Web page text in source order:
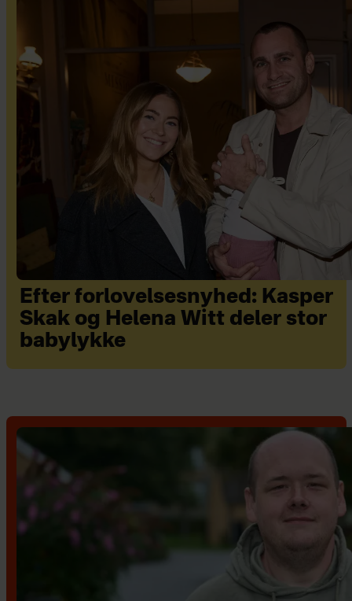
Efter forlovelsesnyhed: Kasper
Skak og Helena Witt deler stor
babylykke